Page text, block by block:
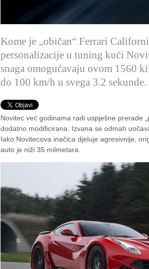
Kome je „običan“ Ferrari
personalizacije u tuning kući
snaga omogućavaju ovom 1560
do 100 km/h u svega 3.2 sekunde.
Novitec već godinama radi uspješne prerade
dodatno modificirana. Izvana se odmah
Iako Novitecova inačica djeluje agresivnije,
auto je niži 35 milmetara.